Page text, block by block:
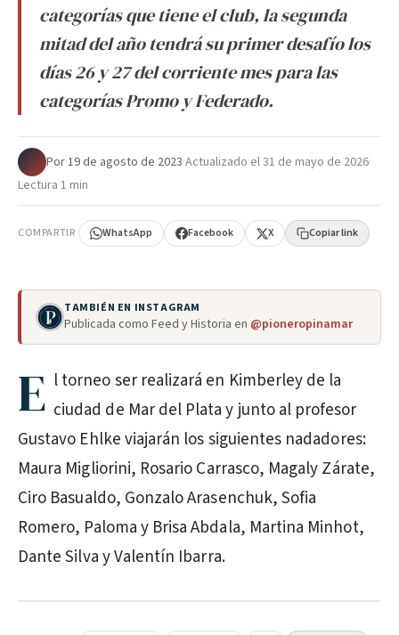
categorías que tiene el club, la segunda
mitad del año tendrá su primer desafío los
días 26 y 27 del corriente mes para las
categorías Promo y Federado.
Por·19 de agosto de 2023·Actualizado el31 de mayo de 2026·
Lectura 1 min
COMPARTIR WhatsApp Facebook X Copiar link
TAMBIÉN EN INSTAGRAM
Publicada como Feed y Historia en @pioneropinamar
E l torneo ser realizará en Kimberley de la
ciudad de Mar del Plata y junto al profesor
Gustavo Ehlke viajarán los siguientes nadadores:
Maura Migliorini, Rosario Carrasco, Magaly Zárate,
Ciro Basualdo, Gonzalo Arasenchuk, Sofia
Romero, Paloma y Brisa Abdala, Martina Minhot,
Dante Silva y Valentín Ibarra.